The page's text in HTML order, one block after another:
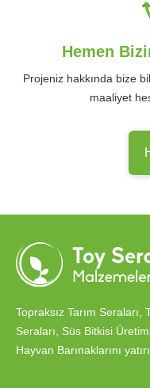
Hemen
Projeniz hakkında bize
maaliyet
Topraksız Tarım Seraları,
Seraları, Süs Bitkisi
Hayvan Barınaklarını